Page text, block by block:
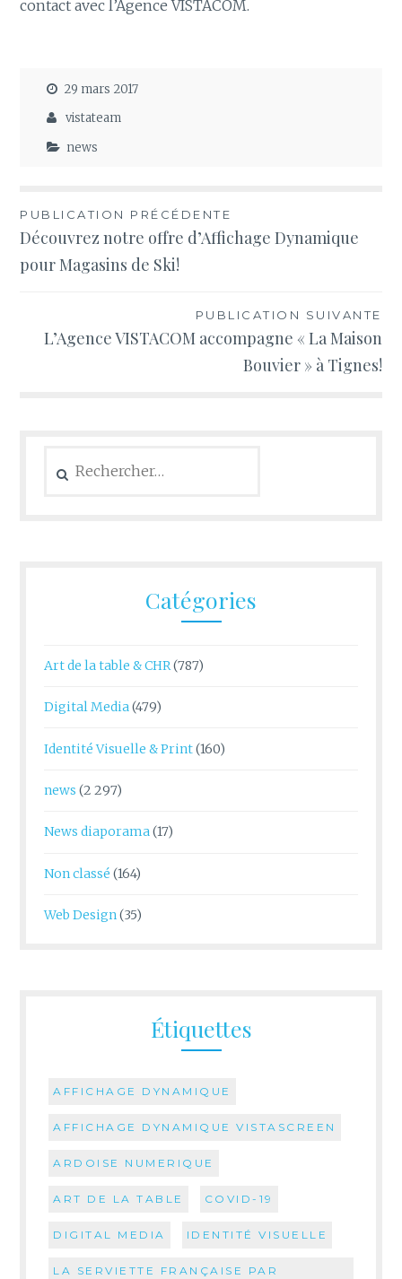
contact avec l’Agence VISTACOM.
29 mars 2017
vistateam
news
Navigation
de
l’article
PUBLICATION PRÉCÉDENTE
Découvrez notre offre d’Affichage Dynamique
pour Magasins de Ski!
PUBLICATION SUIVANTE
L’Agence VISTACOM accompagne « La Maison
Bouvier » à Tignes!
Catégories
Art de la table & CHR(787)
Digital Media(479)
Identité Visuelle & Print(160)
news (2 297)
News diaporama(17)
Non classé (164)
Web Design(35)
Étiquettes
AFFICHAGE DYNAMIQUE
AFFICHAGE DYNAMIQUE VISTASCREEN
ARDOISE NUMERIQUE
ART DE LA TABLE COVID-19
DIGITAL MEDIA IDENTITÉ VISUELLE
LA SERVIETTE FRANÇAISE PAR